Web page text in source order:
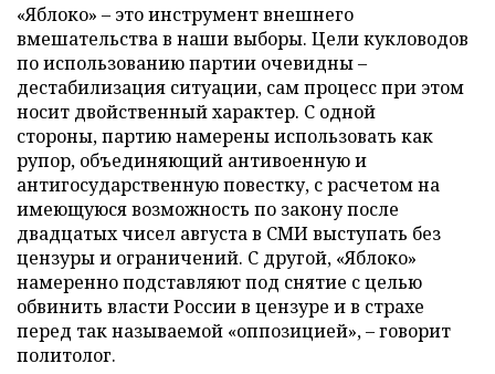
«Яблоко» – это инструмент внешнего
вмешательства в наши выборы. Цели кукловодов
по использованию партии очевидны –
дестабилизация ситуации, сам процесс при этом
носит двойственный характер. С одной
стороны, партию намерены использовать как
рупор, объединяющий антивоенную и
антигосударственную повестку, с расчетом на
имеющуюся возможность по закону после
двадцатых чисел августа в СМИ выступать без
цензуры и ограничений. С другой, «Яблоко»
намеренно подставляют под снятие с целью
обвинить власти России в цензуре и в страхе
перед так называемой «оппозицией», – говорит
политолог.